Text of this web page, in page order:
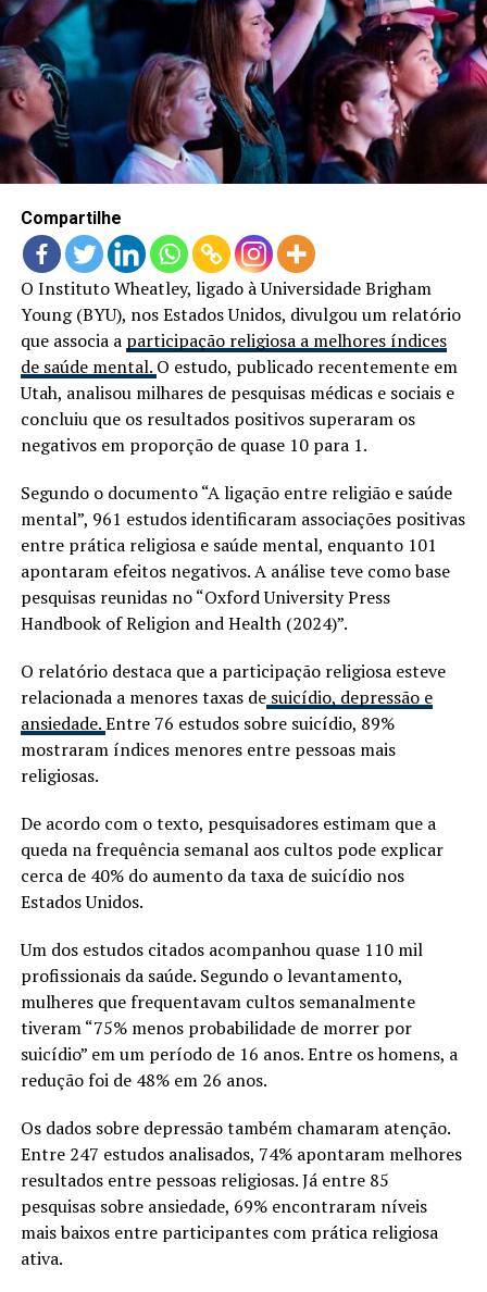
LANÇAMENTOS
Compartilhe
O Instituto Wheatley, ligado à Universidade Brigham
Young (BYU), nos Estados Unidos, divulgou um relatório
que associa a participação religiosa a melhores índices
de saúde mental. O estudo, publicado recentemente em
Utah, analisou milhares de pesquisas médicas e sociais e
concluiu que os resultados positivos superaram os
negativos em proporção de quase 10 para 1.
Segundo o documento “A ligação entre religião e saúde
mental”, 961 estudos identificaram associações positivas
entre prática religiosa e saúde mental, enquanto 101
apontaram efeitos negativos. A análise teve como base
pesquisas reunidas no “Oxford University Press
Handbook of Religion and Health (2024)”.
O relatório destaca que a participação religiosa esteve
relacionada a menores taxas desuicídio, depressão e
ansiedade.Entre 76 estudos sobre suicídio, 89%
mostraram índices menores entre pessoas mais
religiosas.
De acordo com o texto, pesquisadores estimam que a
queda na frequência semanal aos cultos pode explicar
cerca de 40% do aumento da taxa de suicídio nos
Estados Unidos.
Um dos estudos citados acompanhou quase 110 mil
profissionais da saúde. Segundo o levantamento,
mulheres que frequentavam cultos semanalmente
tiveram “75% menos probabilidade de morrer por
suicídio” em um período de 16 anos. Entre os homens, a
redução foi de 48% em 26 anos.
Os dados sobre depressão também chamaram atenção.
Entre 247 estudos analisados, 74% apontaram melhores
resultados entre pessoas religiosas. Já entre 85
pesquisas sobre ansiedade, 69% encontraram níveis
mais baixos entre participantes com prática religiosa
ativa.